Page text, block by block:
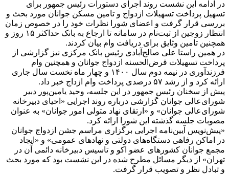
در ادامه این نشست روند اجرای دستورات رئیس جمهور برای
تسهیل پرداخت تسهیلات ازدواج و تامین مسکن جوانان مورد بحث و
بررسی قرار گرفت و اعضای شورا نظرات خود را در خصوص زمان
انتظار زوجین از ثبت‌نام در سامانه تا ارجاع به بانک حداکثر ۱۵ روز و
همچنین تامین وثایق برای دریافت وام بیان کردند.
در همین راستا علی صالح‌آبادی رئیس بانک مرکزی نیز گزارشی از
پرداخت تسهیلات قرض‌الحسنه ازدواج جوانان و همچنین وام
فرزندآوری در نیمه دوم سال ۱۴۰۰ و چهار ماه نخست سال جاری
ارائه کرد و از رشد ۵۷ درصدی پرداخت وام ازداج خبر داد.
پیش از سخنان رئیس جمهور در این جلسه، وحید یامین‌پور دبیر
شورای‌عالی جوانان گزارشی درباره روند اجرایی «احیای دبیرخانه
شورای‌عالی جوانان» و «ارتقای نهاد متولی امور جوانان» به عنوان
مصوبات جلسه گذشته این شورا ارائه کرد.
«پیش‌نویس آیین‌نامه اجرایی برگزاری مراسم جشن ازدواج جوانان
در اماکن رفاهی دستگاه‌های دولتی و نهادهای عمومی» و «ایجاد
مجمع جوانان کشورهای عضو اکو و تاسیس دبیرخانه دائمی آن در
تهران» از دیگر مسائل مطرح شده در این نشست بود که مورد بحث
و تبادل نظر و تصویب قرار گرفت.